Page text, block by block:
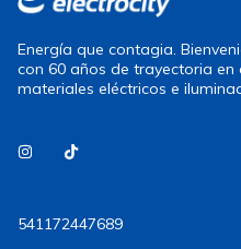
Energía que contagia.
con 60 años de trayectoria en
materiales eléctricos e
541172447689